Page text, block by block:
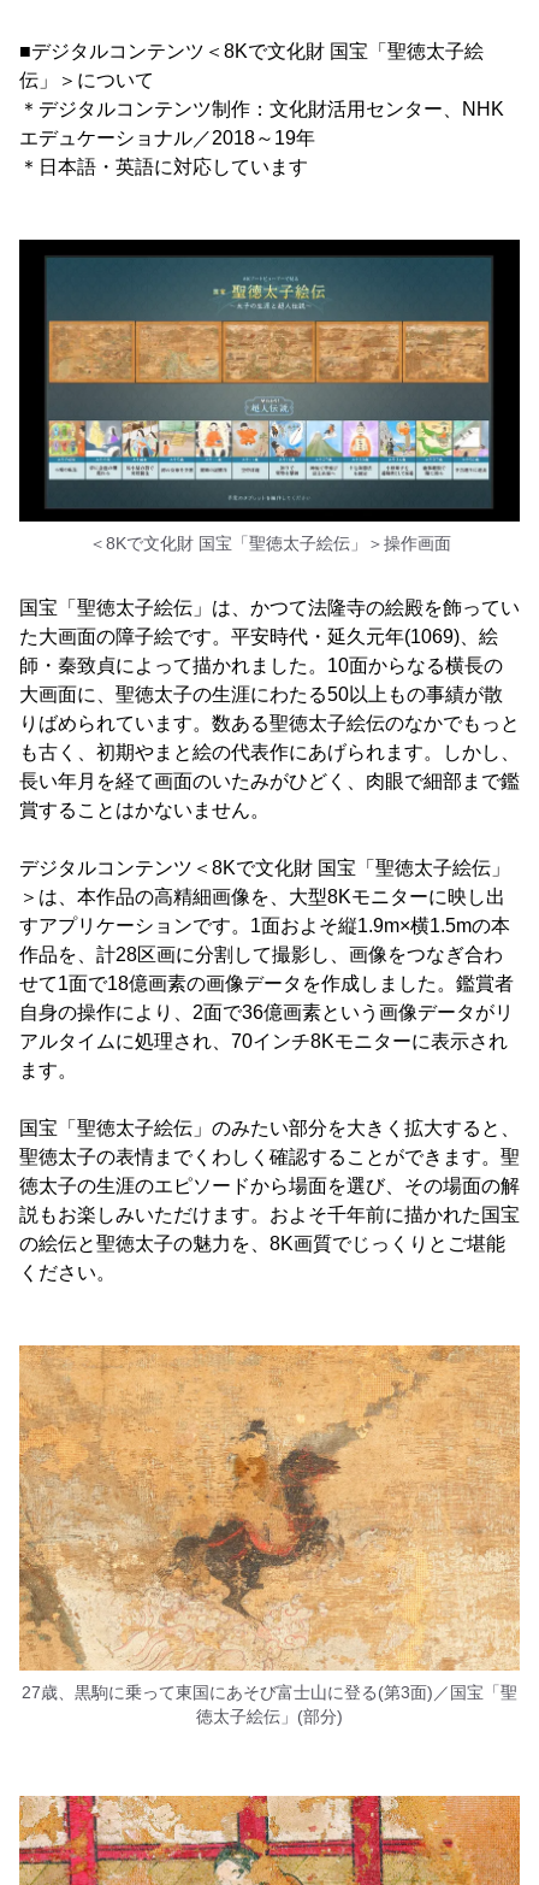
■デジタルコンテンツ＜8Kで文化財 国宝「聖徳太子絵
伝」＞について
＊デジタルコンテンツ制作：文化財活用センター、NHK
エデュケーショナル／2018～19年
＊日本語・英語に対応しています
＜8Kで文化財 国宝「聖徳太子絵伝」＞操作画面
国宝「聖徳太子絵伝」は、かつて法隆寺の絵殿を飾ってい
た大画面の障子絵です。平安時代・延久元年(1069)、絵
師・秦致貞によって描かれました。10面からなる横長の
大画面に、聖徳太子の生涯にわたる50以上もの事績が散
りばめられています。数ある聖徳太子絵伝のなかでもっと
も古く、初期やまと絵の代表作にあげられます。しかし、
長い年月を経て画面のいたみがひどく、肉眼で細部まで鑑
賞することはかないません。
デジタルコンテンツ＜8Kで文化財 国宝「聖徳太子絵伝」
＞は、本作品の高精細画像を、大型8Kモニターに映し出
すアプリケーションです。1面およそ縦1.9m×横1.5mの本
作品を、計28区画に分割して撮影し、画像をつなぎ合わ
せて1面で18億画素の画像データを作成しました。鑑賞者
自身の操作により、2面で36億画素という画像データがリ
アルタイムに処理され、70インチ8Kモニターに表示され
ます。
国宝「聖徳太子絵伝」のみたい部分を大きく拡大すると、
聖徳太子の表情までくわしく確認することができます。聖
徳太子の生涯のエピソードから場面を選び、その場面の解
説もお楽しみいただけます。およそ千年前に描かれた国宝
の絵伝と聖徳太子の魅力を、8K画質でじっくりとご堪能
ください。
27歳、黒駒に乗って東国にあそび富士山に登る(第3面)／国宝「聖
徳太子絵伝」(部分)